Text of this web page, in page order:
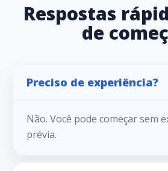
Respostas
de
Preciso de experiência?
Não. Você pode começar sem
prévia.